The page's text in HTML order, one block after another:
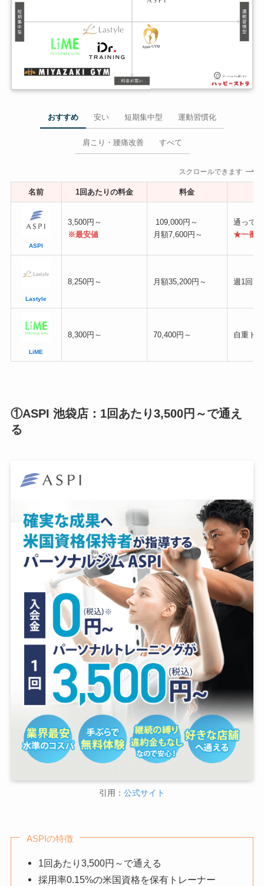
おすすめ 安い 短期集中型 運動習慣化
肩こり・腰痛改善 すべて
スクロールできます
名前 1回あたりの料金 料金
ASPI
3,500円～
※最安値
109,000円～
月額7,600円～
通って
★一番
Lastyle
8,250円～ 月額35,200円～ 週1回で
LiME
8,300円～ 70,400円～ 自重ト
①ASPI 池袋店：1回あたり3,500円～で通え
る
引用： 公式サイト
ASPIの特徴
1回あたり3,500円～で通える
採用率0.15%の米国資格を保有トレーナー